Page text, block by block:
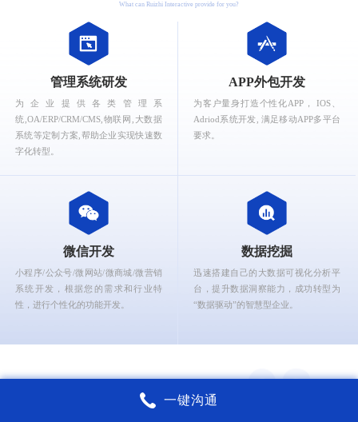
What can Ruizhi Interactive provide for you?
管理系统研发
为企业提供各类管理系
统,OA/ERP/CRM/CMS,物联网,大数据
系统等定制方案,帮助企业实现快速数
字化转型。
APP外包开发
为客户量身打造个性化APP， IOS、
Adriod系统开发, 满足移动APP多平台
要求。
微信开发
小程序/公众号/微网站/微商城/微营销
系统开发，根据您的需求和行业特
性，进行个性化的功能开发。
数据挖掘
迅速搭建自己的大数据可视化分析平
台，提升数据洞察能力，成功转型为
“数据驱动”的智慧型企业。
锐智互动核心能力
一键沟通